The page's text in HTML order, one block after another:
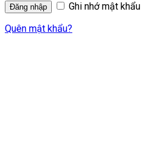
Ghi nhớ mật khẩu
Quên mật khẩu?